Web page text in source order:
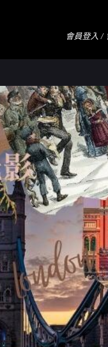
會員登入 /